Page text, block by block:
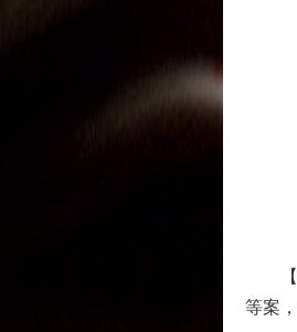
【大
等案